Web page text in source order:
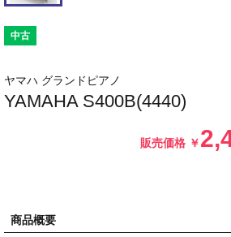
中古
ヤマハ グランドピアノ
YAMAHA S400B(4440)
販売価格 ￥
商品概要